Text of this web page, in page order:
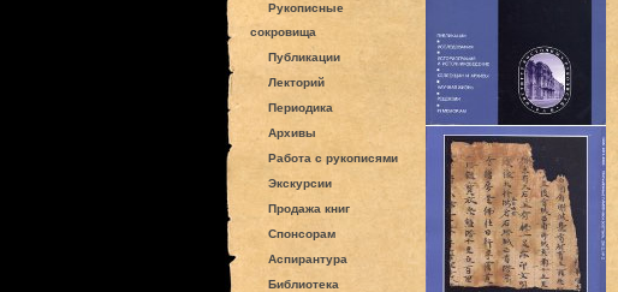
Рукописные
сокровища
Публикации
Лекторий
Периодика
Архивы
Работа с рукописями
Экскурсии
Продажа книг
Спонсорам
Аспирантура
Библиотека